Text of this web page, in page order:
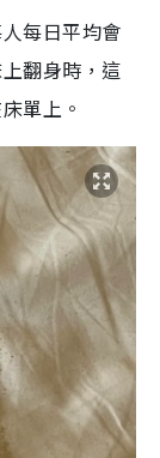
每日平均會
翻身時，這
單上。